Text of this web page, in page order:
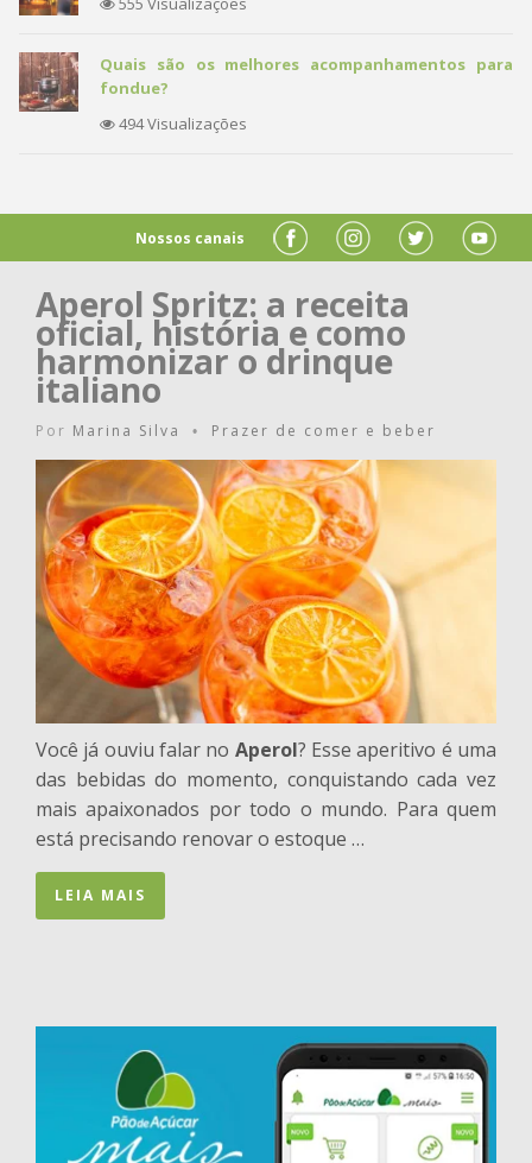
Quais são os melhores acompanhamentos para
fondue?
494 Visualizações
Nossos canais
Aperol Spritz: a receita
oficial, história e como
harmonizar o drinque
italiano
Por Marina Silva • Prazer de comer e beber
Você já ouviu falar no Aperol? Esse aperitivo é uma
das bebidas do momento, conquistando cada vez
mais apaixonados por todo o mundo. Para quem
está precisando renovar o estoque …
LEIA MAIS